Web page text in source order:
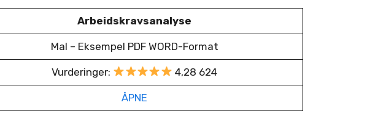
Arbeidskravsanalyse
Mal – Eksempel PDF WORD-Format
Vurderinger: 4,28 624
ÅPNE